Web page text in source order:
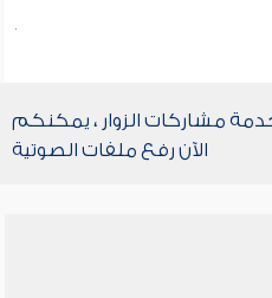
مشاركات الزوار ، يمكنكم
الآن رفع ملفات الصوتية